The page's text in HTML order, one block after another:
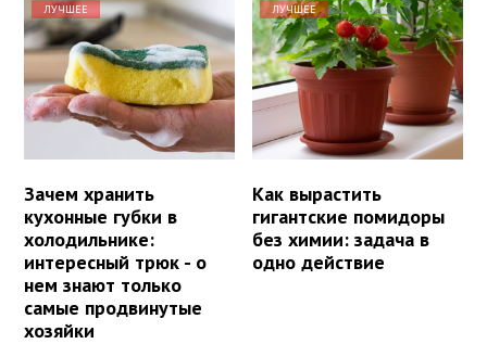
ЛУЧШЕЕ
Зачем хранить
кухонные губки в
холодильнике:
интересный трюк - о
нем знают только
самые продвинутые
хозяйки
ЛУЧШЕЕ
Как вырастить
гигантские помидоры
без химии: задача в
одно действие